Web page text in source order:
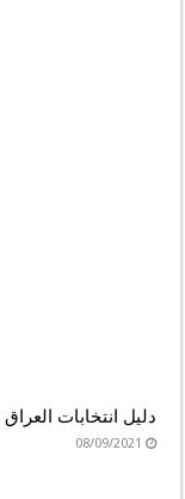
دليل انتخابات العراق 2021
08/09/2021